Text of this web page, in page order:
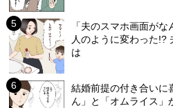
「夫のスマホ画面が
人のように変わった!?
は
結婚前提の付き合い
ん」と「オムライス」